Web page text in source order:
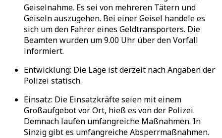
Geiselnahme. Es sei von mehreren Tätern und
Geiseln auszugehen. Bei einer Geisel handele es
sich um den Fahrer eines Geldtransporters. Die
Beamten wurden um 9.00 Uhr über den Vorfall
informiert.
Entwicklung: Die Lage ist derzeit nach Angaben der
Polizei statisch.
Einsatz: Die Einsatzkräfte seien mit einem
Großaufgebot vor Ort, hieß es von der Polizei.
Demnach laufen umfangreiche Maßnahmen. In
Sinzig gibt es umfangreiche Absperrmaßnahmen.